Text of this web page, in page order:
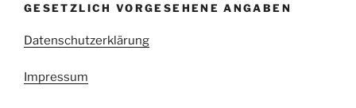
GESETZLICH VORGESEHENE ANGABEN
Datenschutzerklärung
Impressum